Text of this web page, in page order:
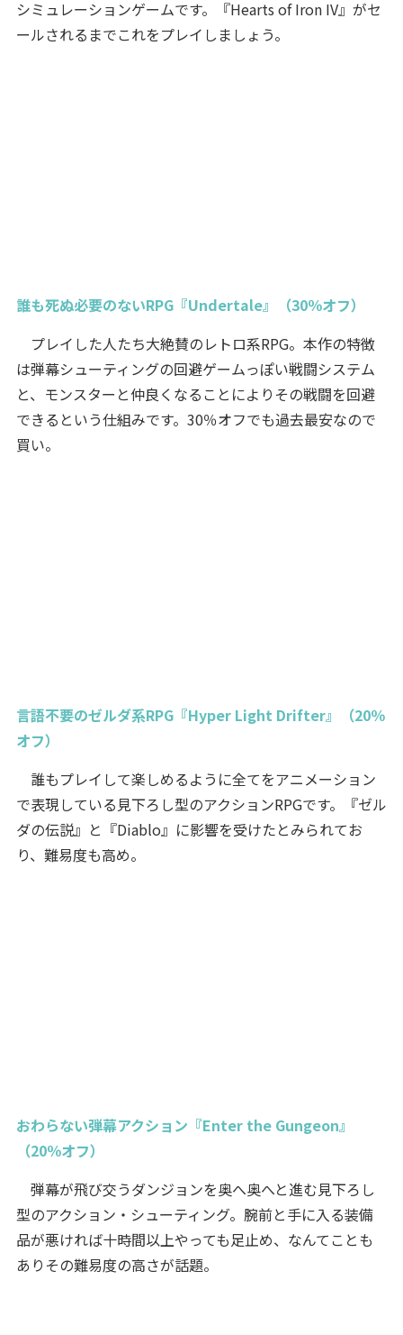
シミュレーションゲームです。『Hearts of Iron IV』がセ
ールされるまでこれをプレイしましょう。
誰も死ぬ必要のないRPG『Undertale』（30％オフ）
プレイした人たち大絶賛のレトロ系RPG。本作の特徴
は弾幕シューティングの回避ゲームっぽい戦闘システム
と、モンスターと仲良くなることによりその戦闘を回避
できるという仕組みです。30％オフでも過去最安なので
買い。
言語不要のゼルダ系RPG『Hyper Light Drifter』（20％
オフ）
誰もプレイして楽しめるように全てをアニメーション
で表現している見下ろし型のアクションRPGです。『ゼル
ダの伝説』と『Diablo』に影響を受けたとみられてお
り、難易度も高め。
おわらない弾幕アクション『Enter the Gungeon』
（20％オフ）
弾幕が飛び交うダンジョンを奥へ奥へと進む見下ろし
型のアクション・シューティング。腕前と手に入る装備
品が悪ければ十時間以上やっても足止め、なんてことも
ありその難易度の高さが話題。